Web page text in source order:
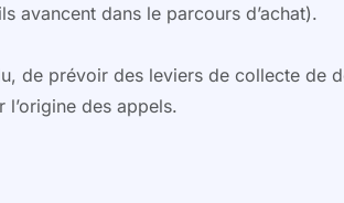
avancent dans le parcours d’achat).
de prévoir des leviers de collecte de
l’origine des appels.